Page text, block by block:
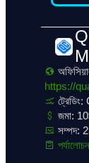
https://
জমা:
সম্পদ: